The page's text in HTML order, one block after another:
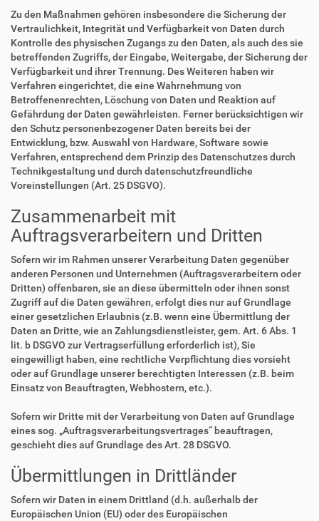
Zu den Maßnahmen gehören insbesondere die Sicherung der
Vertraulichkeit, Integrität und Verfügbarkeit von Daten durch
Kontrolle des physischen Zugangs zu den Daten, als auch des sie
betreffenden Zugriffs, der Eingabe, Weitergabe, der Sicherung der
Verfügbarkeit und ihrer Trennung. Des Weiteren haben wir
Verfahren eingerichtet, die eine Wahrnehmung von
Betroffenenrechten, Löschung von Daten und Reaktion auf
Gefährdung der Daten gewährleisten. Ferner berücksichtigen wir
den Schutz personenbezogener Daten bereits bei der
Entwicklung, bzw. Auswahl von Hardware, Software sowie
Verfahren, entsprechend dem Prinzip des Datenschutzes durch
Technikgestaltung und durch datenschutzfreundliche
Voreinstellungen (Art. 25 DSGVO).
Zusammenarbeit mit
Auftragsverarbeitern und Dritten
Sofern wir im Rahmen unserer Verarbeitung Daten gegenüber
anderen Personen und Unternehmen (Auftragsverarbeitern oder
Dritten) offenbaren, sie an diese übermitteln oder ihnen sonst
Zugriff auf die Daten gewähren, erfolgt dies nur auf Grundlage
einer gesetzlichen Erlaubnis (z.B. wenn eine Übermittlung der
Daten an Dritte, wie an Zahlungsdienstleister, gem. Art. 6 Abs. 1
lit. b DSGVO zur Vertragserfüllung erforderlich ist), Sie
eingewilligt haben, eine rechtliche Verpflichtung dies vorsieht
oder auf Grundlage unserer berechtigten Interessen (z.B. beim
Einsatz von Beauftragten, Webhostern, etc.).
Sofern wir Dritte mit der Verarbeitung von Daten auf Grundlage
eines sog. „Auftragsverarbeitungsvertrages“ beauftragen,
geschieht dies auf Grundlage des Art. 28 DSGVO.
Übermittlungen in Drittländer
Sofern wir Daten in einem Drittland (d.h. außerhalb der
Europäischen Union (EU) oder des Europäischen